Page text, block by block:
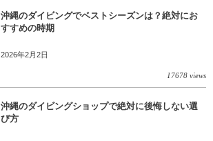
沖縄のダイビングでベストシーズンは？絶対にお
すすめの時期
2026年2月2日
17678 views
沖縄のダイビングショップで絶対に後悔しない選
び方